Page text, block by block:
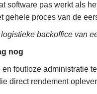
software pas werkt als
proces van de
backoffice van
nog
foutloze administratie
direct rendement